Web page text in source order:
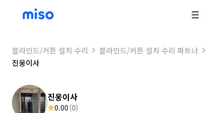
블라인드/커튼 설치 수리
블라인드/커튼 설치 수리 파트너
진웅이사
진웅이사
0.00 (0)